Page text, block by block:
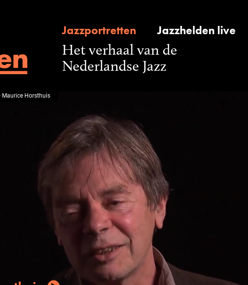
Jazzportretten Jazzhelden live
Het verhaal van de
Nederlandse Jazz
Horsthuis